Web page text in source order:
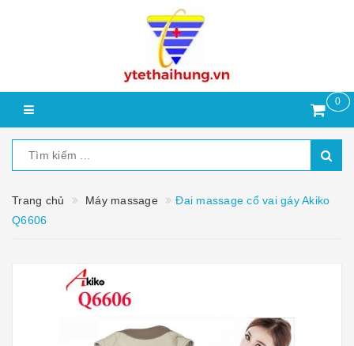
0
Trang chủ Máy massage
Đai massage cổ vai gáy Akiko
Q6606